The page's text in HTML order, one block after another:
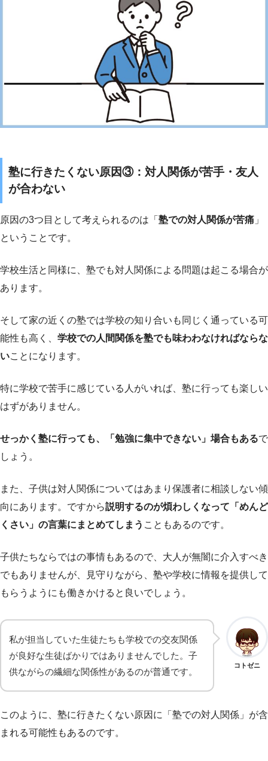
塾に行きたくない原因③：対人関係が苦手・友人
が合わない
原因の3つ目として考えられるのは「 塾での対人関係が苦痛 」
ということです。
学校生活と同様に、塾でも対人関係による問題は起こる場合が
あります。
そして家の近くの塾では学校の知り合いも同じく通っている可
能性も高く、 学校での人間関係を塾でも味わわなければならな
いことになります。
特に学校で苦手に感じている人がいれば、塾に行っても楽しい
はずがありません。
せっかく塾に行っても、「勉強に集中できない」場合もあるで
しょう。
また、子供は対人関係についてはあまり保護者に相談しない傾
向にあります。ですから説明するのが煩わしくなって「めんど
くさい」の言葉にまとめてしまう こともあるのです。
子供たちならではの事情もあるので、大人が無闇に介入すべき
でもありませんが、見守りながら、塾や学校に情報を提供して
もらうようにも働きかけると良いでしょう。
コトゼニ
私が担当していた生徒たちも学校での交友関係
が良好な生徒ばかりではありませんでした。子
供ながらの繊細な関係性があるのが普通です。
このように、塾に行きたくない原因に「塾での対人関係」が含
まれる可能性もあるのです。